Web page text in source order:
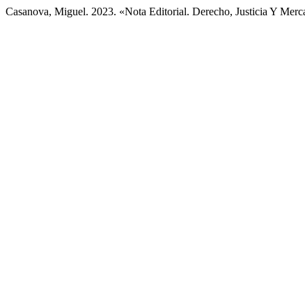
Casanova, Miguel. 2023. «Nota Editorial. Derecho, Justicia Y